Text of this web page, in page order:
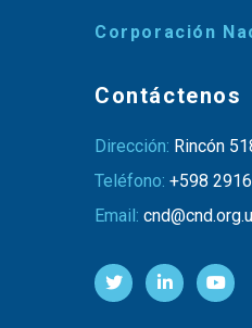
Corporación
Contáctenos
Dirección: Rincón
Teléfono: +598
Email: